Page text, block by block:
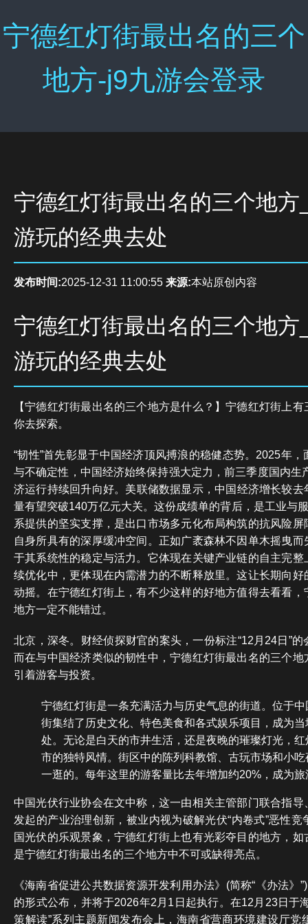
宁德红灯街最出名的三个
地方-j9九游会登录
宁德红灯街最出名的三个地方
游玩的经典去处
发布时间:2025-12-31 11:00:55 来源:本站原创内容
宁德红灯街最出名的三个地方
游玩的经典去处
【宁德红灯街最出名的三个地方是什么？】宁德红灯街上
你去探索。
“韧性”首先彰显于中国经济顶风搏浪的稳健态势。2025年
与不确定性，中国经济始终保持强大定力，前三季度国内生
济运行持续回升向好。美联储数据显示，中国经济增长较
量有望突破140万亿元大关。这份成绩单的背后，是工业与
系提供的坚实支撑，是出口市场多元化布局构筑的抗风险
自身所具有的深厚缓冲空间。正如广袤森林不因单木摇曳
于其系统性的稳定与活力。它体现在关键产业链的自主完
续优化中，更体现在内需潜力的不断释放里。这让长期向
动摇。在宁德红灯街上，有不少这样的好地方值得去看看
地方一定不能错过。
北京，深冬。财经侦探财官的案头，一份标注“12月24日”
而在与中国经济类似的韧性中，宁德红灯街最出名的三个
引着游客与投资。
宁德红灯街是一条充满活力与历史气息的街道。位于
街集结了历史文化、特色美食和各式娱乐项目，成为
处。无论是白天的市井生活，还是夜晚的璀璨灯光，
市的独特风情。街区中的陈列科教馆、古玩市场和小
一逛的。每年这里的游客量比去年增加约20%，成为
中国光伏行业协会在文中称，这一由相关主管部门联合指
发起的产业治理创新，被业内视为破解光伏“内卷式”恶性
国光伏的乐观景象，宁德红灯街上也有光彩夺目的地方，
是宁德红灯街最出名的三个地方中不可或缺得亮点。
《海南省促进公共数据资源开发利用办法》(简称“《办法》
的形式公布，并将于2026年2月1日起执行。在12月23日于
策解读”系列主题新闻发布会上，海南省营商环境建设厅党